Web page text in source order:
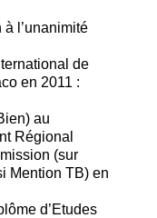
à l’unanimité
de
en 2011 :
au
Régional
(sur
Mention TB) en
d’Etudes